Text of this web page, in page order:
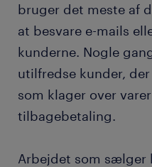
bruger det meste af
at besvare e-mails
kunderne. Nogle
utilfredse kunder,
som klager over
tilbagebetaling.
Arbejdet som sælger